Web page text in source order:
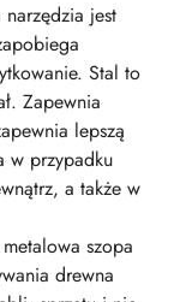
jest
Stal to
Zapewnia
lepszą
w przypadku
a także w
szopa
drewna